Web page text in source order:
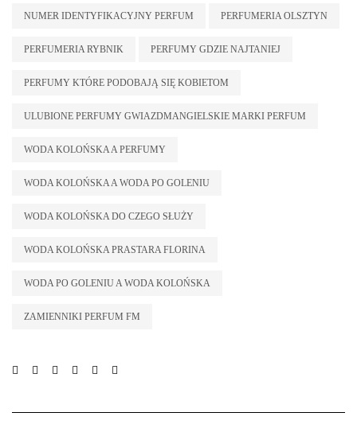
NUMER IDENTYFIKACYJNY PERFUM PERFUMERIA OLSZTYN
PERFUMERIA RYBNIK PERFUMY GDZIE NAJTANIEJ
PERFUMY KTÓRE PODOBAJĄ SIĘ KOBIETOM
ULUBIONE PERFUMY GWIAZDMANGIELSKIE MARKI PERFUM
WODA KOLOŃSKA A PERFUMY
WODA KOLOŃSKA A WODA PO GOLENIU
WODA KOLOŃSKA DO CZEGO SŁUŻY
WODA KOLOŃSKA PRASTARA FLORINA
WODA PO GOLENIU A WODA KOLOŃSKA
ZAMIENNIKI PERFUM FM